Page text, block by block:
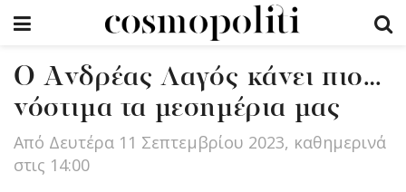
O Aνδρέας Λαγός κάνει πιο…
νόστιμα τα μεσημέρια μας
Από Δευτέρα 11 Σεπτεμβρίου 2023, καθημερινά
στις 14:00